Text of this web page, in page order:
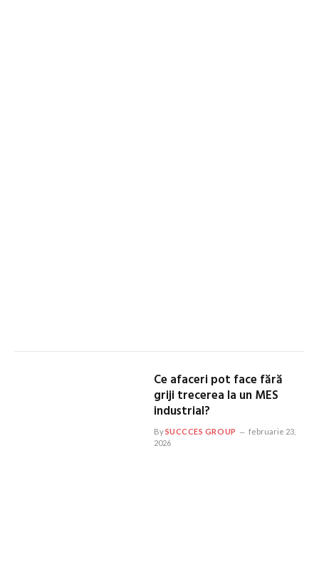
Ce afaceri pot face fără
griji trecerea la un MES
industrial?
BySUCCCES GROUP
februarie 23,
2026